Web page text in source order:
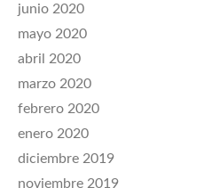
junio 2020
mayo 2020
abril 2020
marzo 2020
febrero 2020
enero 2020
diciembre 2019
noviembre 2019